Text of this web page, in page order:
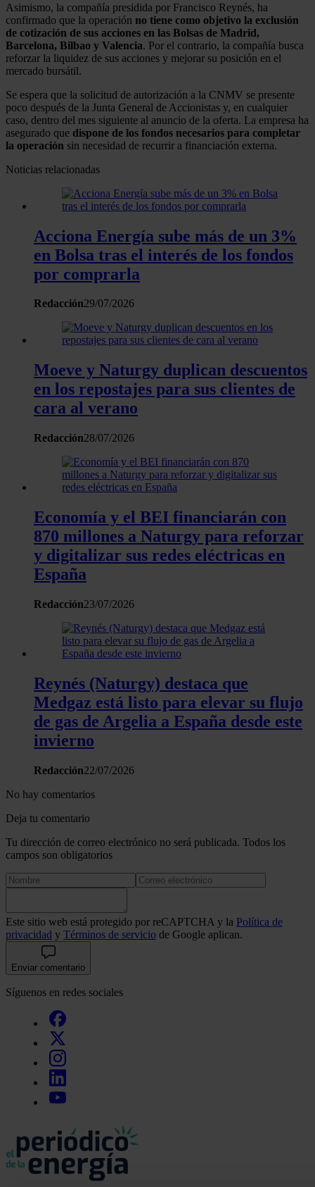
Asimismo, la compañía presidida por Francisco Reynés, ha
confirmado que la operación no tiene como objetivo la exclusión
de cotización de sus acciones en las Bolsas de Madrid,
Barcelona, Bilbao y Valencia. Por el contrario, la compañía busca
reforzar la liquidez de sus acciones y mejorar su posición en el
mercado bursátil.
Se espera que la solicitud de autorización a la CNMV se presente
poco después de la Junta General de Accionistas y, en cualquier
caso, dentro del mes siguiente al anuncio de la oferta. La empresa ha
asegurado que dispone de los fondos necesarios para completar
la operación sin necesidad de recurrir a financiación externa.
Noticias relacionadas
Acciona Energía sube más de un 3%
en Bolsa tras el interés de los fondos
por comprarla
Redacción29/07/2026
Moeve y Naturgy duplican descuentos
en los repostajes para sus clientes de
cara al verano
Redacción28/07/2026
Economía y el BEI financiarán con
870 millones a Naturgy para reforzar
y digitalizar sus redes eléctricas en
España
Redacción23/07/2026
Reynés (Naturgy) destaca que
Medgaz está listo para elevar su flujo
de gas de Argelia a España desde este
invierno
Redacción22/07/2026
No hay comentarios
Deja tu comentario
Tu dirección de correo electrónico no será publicada. Todos los
campos son obligatorios
Este sitio web está protegido por reCAPTCHA y la Política de
privacidad y Términos de servicio de Google aplican.
Enviar comentario
Síguenos en redes sociales